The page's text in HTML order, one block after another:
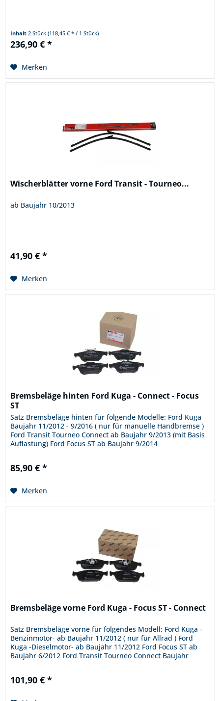
Inhalt 2 Stück(118,45 € * / 1 Stück)
236,90 € *
Merken
Wischerblätter vorne Ford Transit - Tourneo...
ab Baujahr 10/2013
41,90 € *
Merken
Bremsbeläge hinten Ford Kuga - Connect - Focus
ST
Satz Bremsbeläge hinten für folgende Modelle: Ford Kuga
Baujahr 11/2012 - 9/2016 ( nur für manuelle Handbremse )
Ford Transit Tourneo Connect ab Baujahr 9/2013 (mit Basis
Auflastung) Ford Focus ST ab Baujahr 9/2014
85,90 € *
Merken
Bremsbeläge vorne Ford Kuga - Focus ST - Connect
Satz Bremsbeläge vorne für folgendes Modell: Ford Kuga -
Benzinmotor- ab Baujahr 11/2012 ( nur für Allrad ) Ford
Kuga -Dieselmotor- ab Baujahr 11/2012 Ford Focus ST ab
Baujahr 6/2012 Ford Transit Tourneo Connect Baujahr
101,90 € *